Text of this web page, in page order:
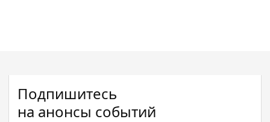
Подпишитесь
на анонсы событий